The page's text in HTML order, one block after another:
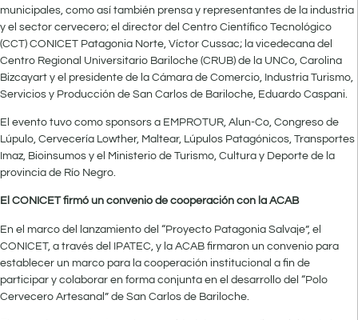
municipales, como así también prensa y representantes de la industria
y el sector cervecero; el director del Centro Científico Tecnológico
(CCT) CONICET Patagonia Norte, Víctor Cussac; la vicedecana del
Centro Regional Universitario Bariloche (CRUB) de la UNCo, Carolina
Bizcayart y el presidente de la Cámara de Comercio, Industria Turismo,
Servicios y Producción de San Carlos de Bariloche, Eduardo Caspani.
El evento tuvo como sponsors a EMPROTUR, Alun-Co, Congreso de
Lúpulo, Cervecería Lowther, Maltear, Lúpulos Patagónicos, Transportes
Imaz, Bioinsumos y el Ministerio de Turismo, Cultura y Deporte de la
provincia de Río Negro.
El CONICET firmó un convenio de cooperación con la ACAB
En el marco del lanzamiento del “Proyecto Patagonia Salvaje”, el
CONICET, a través del IPATEC, y la ACAB firmaron un convenio para
establecer un marco para la cooperación institucional a fin de
participar y colaborar en forma conjunta en el desarrollo del “Polo
Cervecero Artesanal” de San Carlos de Bariloche.